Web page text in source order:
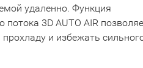
удаленно. Функция
потока 3D AUTO AIR
и избежать